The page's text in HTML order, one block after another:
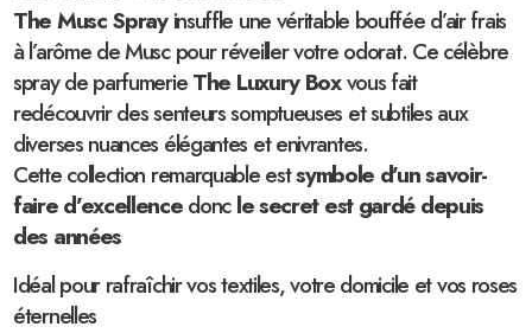
The Musc Sprayinsuffle une véritable bouffée d’air frais
à l’arôme de Musc pour réveiller votre odorat. Ce célèbre
spray de parfumerieThe Luxury Boxvous fait
redécouvrir des senteurs somptueuses et subtiles aux
diverses nuances élégantes et enivrantes.
Cette collection remarquable estsymbole d’un savoir-
faire d’excellencedoncle secret est gardé depuis
des années
Idéal pour rafraîchir vos textiles, votre domicile et vos roses
éternelles